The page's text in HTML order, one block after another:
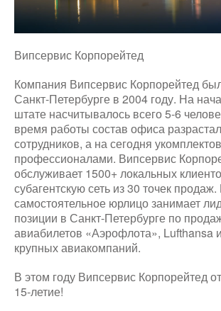
Випсервис Корпорейтед
Компания Випсервис Корпорейтед
Санкт-Петербурге в 2004 году. На
штате насчитывалось всего 5-6
время работы состав офиса
сотрудников, а на сегодня
профессионалами. Випсервис
обслуживает 1500+ локальных
субагентскую сеть из 30 точек
самостоятельное юрлицо занимает
позиции в Санкт-Петербурге по
авиабилетов «Аэрофлота», Lufthansa
крупных авиакомпаний.
В этом году Випсервис Корпорейтед
15-летие!